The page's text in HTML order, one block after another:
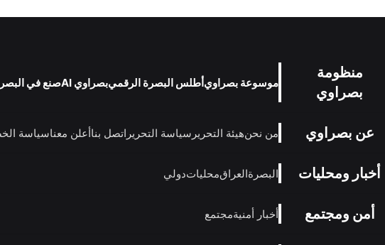
منظومة
بصراوي
موسوعة بصراويأطلس البصرة الرقميبصراوي AI صنع في
عن بصراوي من نحنهيئة التحرير سياسة التحرير اتصل بناأعلن معناسياسة
أخبار ومحليات البصرةالعراقمحلياتدولي
أمن ومجتمع أخبار أمنيةمجتمع